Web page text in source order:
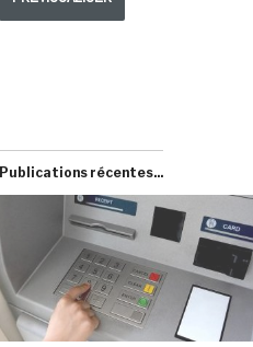
Publications récentes...